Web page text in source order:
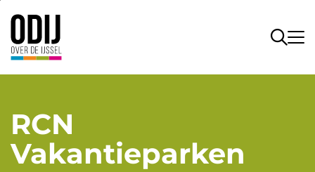
RCN
Vakantieparken